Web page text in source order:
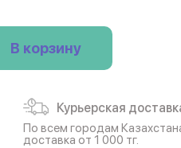
В корзину
Курьерская
По всем городам
доставка от 1 000 тг.